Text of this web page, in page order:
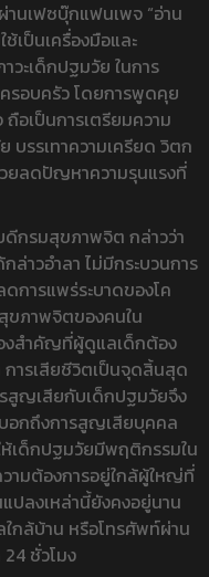
นเฟซบุ๊กแฟนเพจ “อ่าน
เป็นเครื่องมือและ
วะเด็กปฐมวัย ในการ
รอบครัว โดยการพูดคุย
ถือเป็นการเตรียมความ
บรรเทาความเครียด วิตก
ยลดปัญหาความรุนแรงที่
รมสุขภาพจิต กล่าวว่า
าวอำลา ไม่มีกระบวนการ
การแพร่ระบาดของโค
ขภาพจิตของคนใน
งสำคัญที่ผู้ดูแลเด็กต้อง
การเสียชีวิตเป็นจุดสิ้นสุด
รสูญเสียกับเด็กปฐมวัยจึง
อกถึงการสูญเสียบุคคล
ห้เด็กปฐมวัยมีพฤติกรรมใน
ามต้องการอยู่ใกล้ผู้ใหญ่ที่
ลงเหล่านี้ยังคงอยู่นาน
กล้บ้าน หรือโทรศัพท์ผ่าน
ชั่วโมง